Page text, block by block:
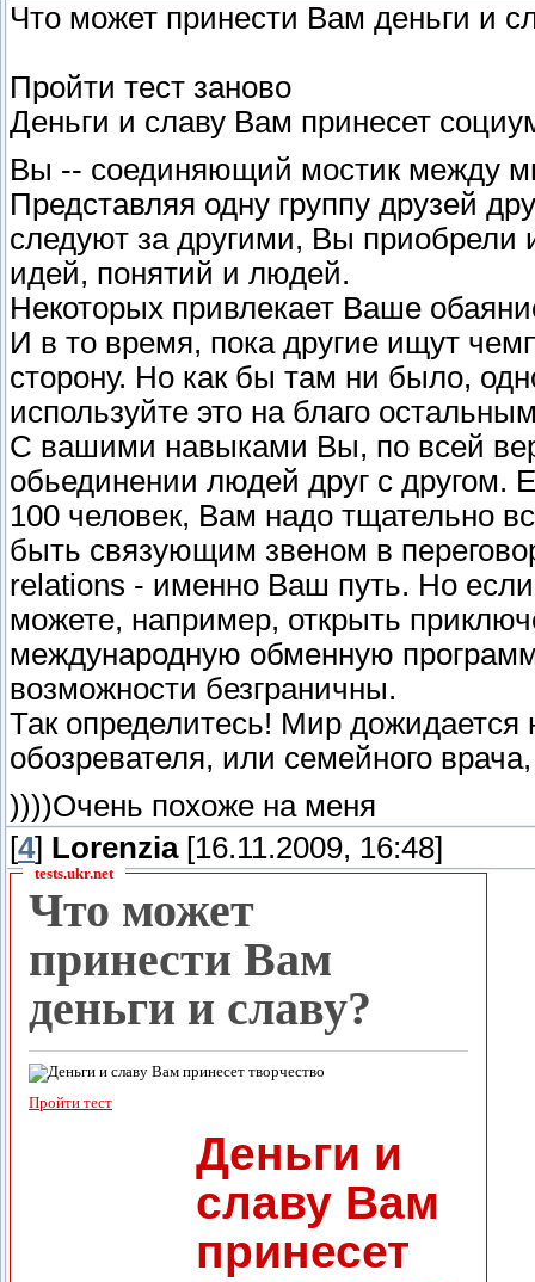
Что может принести Вам деньги и
Пройти тест заново
Деньги и славу Вам принесет
Вы -- соединяющий мостик между
Представляя одну группу друзей
следуют за другими, Вы приобрели
идей, понятий и людей.
Некоторых привлекает Ваше
И в то время, пока другие ищут
сторону. Но как бы там ни было,
используйте это на благо
С вашими навыками Вы, по всей
обьединении людей друг с другом.
100 человек, Вам надо тщательно
быть связующим звеном в
relations - именно Ваш путь. Но
можете, например, открыть
международную обменную
возможности безграничны.
Так определитесь! Мир
обозревателя, или семейного
))))Очень похоже на меня
[4] Lorenzia[16.11.2009, 16:48]
tests.ukr.net
Что может
принести Вам
деньги и славу?
Пройти тест
Деньги и
славу Вам
принесет